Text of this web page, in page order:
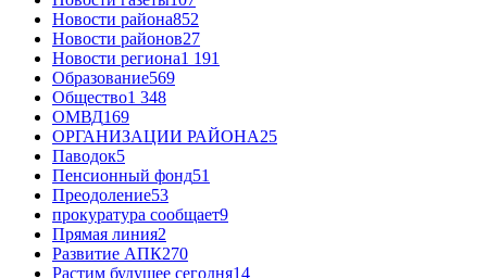
Новости района852
Новости районов27
Новости региона1 191
Образование569
Общество1 348
ОМВД169
ОРГАНИЗАЦИИ РАЙОНА25
Паводок5
Пенсионный фонд51
Преодоление53
прокуратура сообщает9
Прямая линия2
Развитие АПК270
Растим будущее сегодня14